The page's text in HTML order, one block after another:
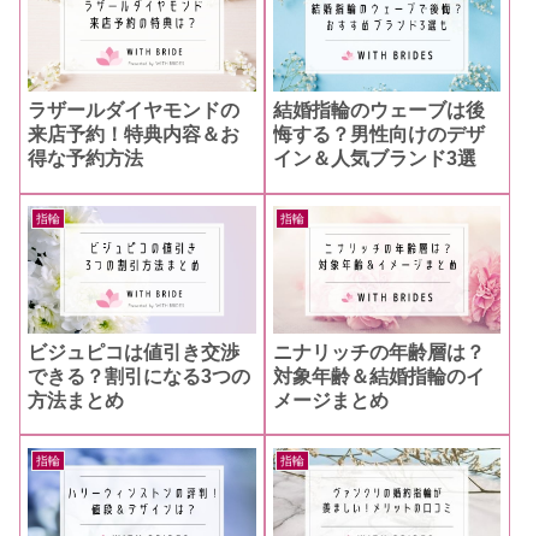
ラザールダイヤモンドの
来店予約！特典内容＆お
得な予約方法
結婚指輪のウェーブは後
悔する？男性向けのデザ
イン＆人気ブランド3選
指輪
ビジュピコは値引き交渉
できる？割引になる3つの
方法まとめ
指輪
ニナリッチの年齢層は？
対象年齢＆結婚指輪のイ
メージまとめ
指輪 指輪